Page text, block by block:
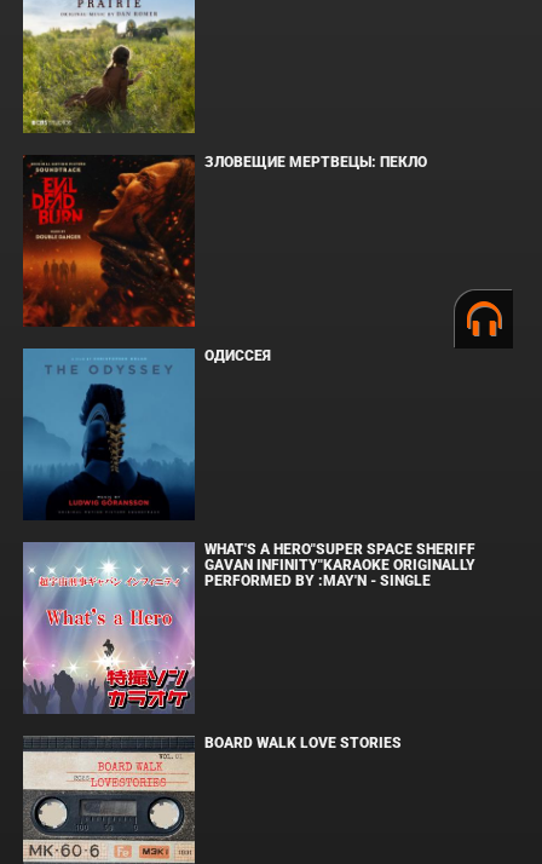
ЗЛОВЕЩИЕ МЕРТВЕЦЫ: ПЕКЛО
ОДИССЕЯ
WHAT'S A HERO"SUPER SPACE SHERIFF
GAVAN INFINITY"KARAOKE ORIGINALLY
PERFORMED BY :MAY'N - SINGLE
BOARD WALK LOVE STORIES